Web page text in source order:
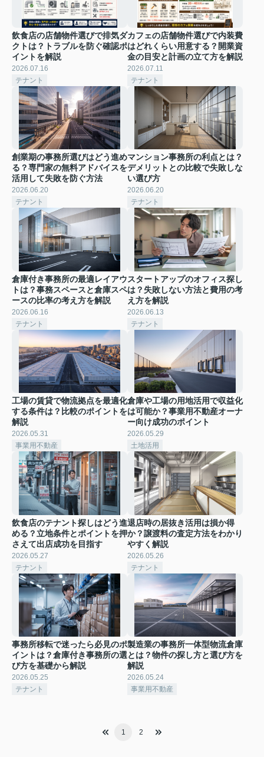
飲食店の店舗物件選びで排気ダ
クトは？トラブルを防ぐ確認ポ
イントを解説
2026.07.16
テナント
カフェの店舗物件選びで内装費
はどれくらい用意する？開業資
金の目安と計画の立て方を解説
2026.07.11
テナント
創業期の事務所選びはどう進め
る？専門家の無料アドバイスを
活用して失敗を防ぐ方法
2026.06.20
テナント
マンション事務所の利点とは？
デメリットとの比較で失敗しな
い選び方
2026.06.20
テナント
倉庫付き事務所の最適レイアウ
トは？事務スペースと倉庫スペ
ースの比率の考え方を解説
2026.06.16
テナント
スタートアップのオフィス探し
は？失敗しない方法と費用の考
え方を解説
2026.06.13
テナント
工場の賃貸で物流拠点を最適化
する条件は？比較のポイントを
解説
2026.05.31
事業用不動産
倉庫や工場の用地活用で収益化
は可能か？事業用不動産オーナ
ー向け成功のポイント
2026.05.29
土地活用
飲食店のテナント探しはどう進
める？立地条件とポイントを押
さえて出店成功を目指す
2026.05.27
テナント
退店時の居抜き活用は損か得
か？譲渡料の査定方法をわかり
やすく解説
2026.05.26
テナント
事務所移転で迷ったら必見のポ
イントは？倉庫付き事務所の選
び方を基礎から解説
2026.05.25
テナント
製造業の事務所一体型物流倉庫
とは？物件の探し方と選び方を
解説
2026.05.24
事業用不動産
1 2